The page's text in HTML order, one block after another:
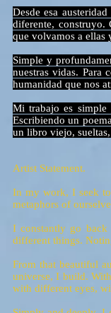
Desde esa
diferente, construyo.
que volvamos a ellas
Simple y
nuestras vidas. Para
humanidad que nos
Mi trabajo es simple
Escribiendo un
un libro viejo,
Artist Statement.
In my work, I seek
metaphors of
I constantly go
different things.
From that beautiful
universe, I build.
with different eyes,